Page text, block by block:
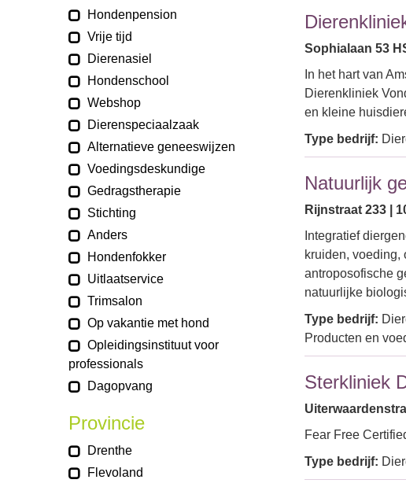
Hondenpension
Vrije tijd
Dierenasiel
Hondenschool
Webshop
Dierenspeciaalzaak
Alternatieve geneeswijzen
Voedingsdeskundige
Gedragstherapie
Stichting
Anders
Hondenfokker
Uitlaatservice
Trimsalon
Op vakantie met hond
Opleidingsinstituut voor
professionals
Dagopvang
Provincie
Drenthe
Flevoland
Sophialaan 53
In het hart van
Dierenkliniek
en kleine
Type bedrijf:
Natuurlijk
Rijnstraat 233 |
Integratief
kruiden, voeding,
antroposofische
natuurlijke
Type bedrijf:
Producten en
Sterkliniek
Fear Free
Type bedrijf: